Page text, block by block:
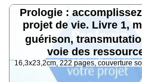
Prologie :
projet de vie. Livre 1,
guérison,
voie des
16,3x23,2cm, 222 pages, couverture